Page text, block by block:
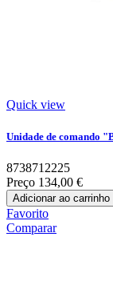
Quick view
Unidade de comando
8738712225
Preço 134,00 €
Adicionar ao carrinho
Favorito
Comparar